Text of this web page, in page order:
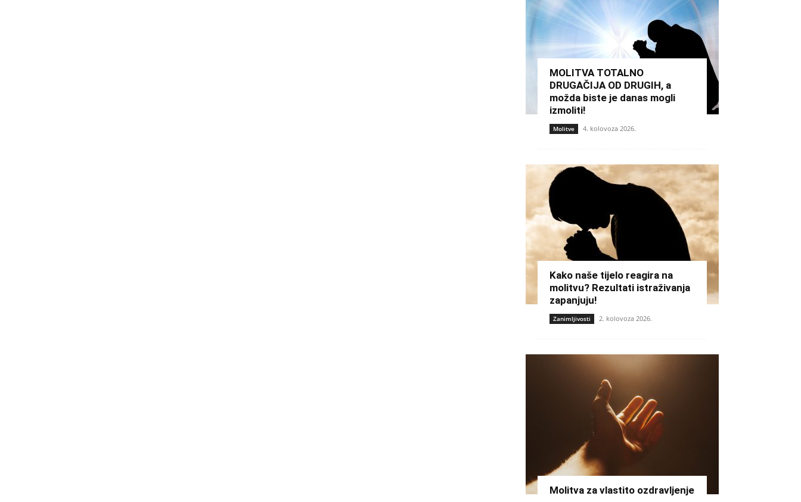
MOLITVA TOTALNO
DRUGAČIJA OD DRUGIH, a
možda biste je danas mogli
izmoliti!
Molitve 4. kolovoza 2026.
Kako naše tijelo reagira na
molitvu? Rezultati istraživanja
zapanjuju!
Zanimljivosti 2. kolovoza 2026.
Molitva za vlastito ozdravljenje